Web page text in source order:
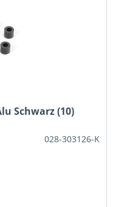
Schwarz (10)
028-303126-K